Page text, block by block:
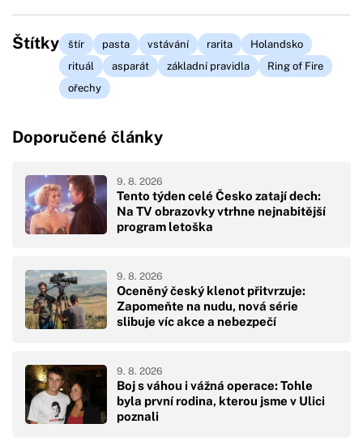
Štítky štír pasta vstávání rarita
Holandsko
rituál
asparát základní pravidla
Ring of Fire
ořechy
Doporučené články
Tento týden celé Česko zatají dech:
Na TV obrazovky vtrhne nejnabitější
program letoška
9. 8. 2026
Oceněný český klenot přitvrzuje:
Zapomeňte na nudu, nová série
slibuje víc akce a nebezpečí
9. 8. 2026
Boj s váhou i vážná operace: Tohle
byla první rodina, kterou jsme v Ulici
poznali
9. 8. 2026